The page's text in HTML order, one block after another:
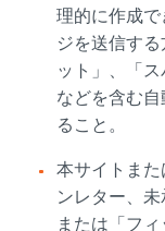
理的に作成
ジを送信す
ット」、「
などを含む
ること。
本サイトま
ンレター、
または「フ